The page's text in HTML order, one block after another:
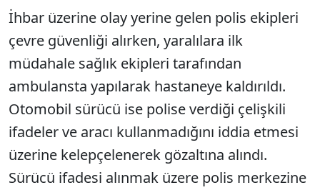
İhbar üzerine olay yerine gelen polis ekipleri
çevre güvenliği alırken, yaralılara ilk
müdahale sağlık ekipleri tarafından
ambulansta yapılarak hastaneye kaldırıldı.
Otomobil sürücü ise polise verdiği çelişkili
ifadeler ve aracı kullanmadığını iddia etmesi
üzerine kelepçelenerek gözaltına alındı.
Sürücü ifadesi alınmak üzere polis merkezine